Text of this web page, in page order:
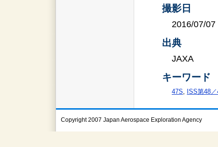
撮影日
2016/07/07
出典
JAXA
キーワード
47S, ISS第48
Copyright 2007 Japan Aerospace Exploration Agency